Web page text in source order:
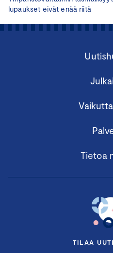
lupaukset eivät enää riitä
Tietoa
TILAA